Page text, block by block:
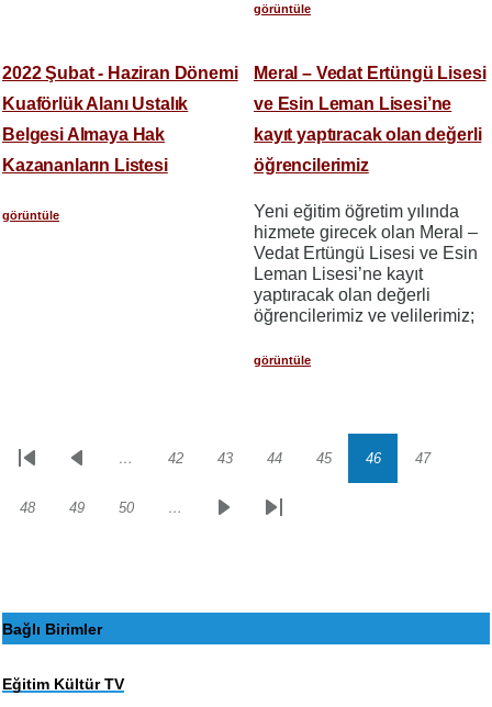
görüntüle
2022 Şubat - Haziran Dönemi
Kuaförlük Alanı Ustalık
Belgesi Almaya Hak
Kazananların Listesi
görüntüle
Meral – Vedat Ertüngü Lisesi
ve Esin Leman Lisesi’ne
kayıt yaptıracak olan değerli
öğrencilerimiz
Yeni eğitim öğretim yılında
hizmete girecek olan Meral –
Vedat Ertüngü Lisesi ve Esin
Leman Lisesi’ne kayıt
yaptıracak olan değerli
öğrencilerimiz ve velilerimiz;
görüntüle
Sayfalama
İlk
Önceki… Sayfa
42 Sayfa
43 Sayfa
44 Sayfa
45 Sayfa
46 Sayfa
47
Sayfa
48 Sayfa
49 Sayfa
50 …
SonrakiSon
Bağlı Birimler
Eğitim Kültür TV